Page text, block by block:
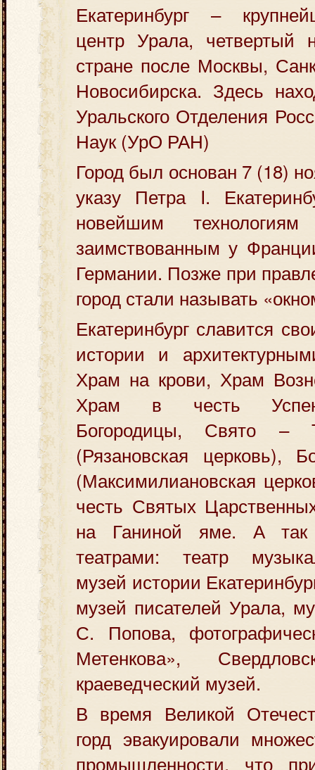
Екатеринбург –
центр Урала, четвертый
стране после Москвы,
Новосибирска. Здесь
Уральского Отделения
Наук (УрО РАН)
Город был основан 7 (18)
указу Петра I.
новейшим
заимствованным у
Германии. Позже при
город стали называть
Екатеринбург славится
истории и
Храм на крови, Храм
Храм в честь
Богородицы, Свято –
(Рязановская церковь),
(Максимилиановская
честь Святых
на Ганиной яме. А
театрами: театр
музей истории
музей писателей Урала,
С. Попова,
Метенкова»,
краеведческий музей.
В время Великой
горд эвакуировали
промышленности, что